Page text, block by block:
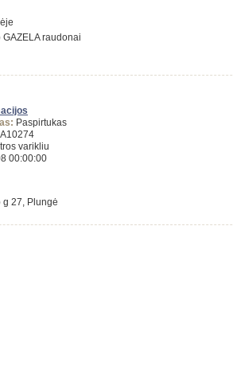
raudonai
Paspirtukas
varikliu
00:00:00
g 27, Plungė